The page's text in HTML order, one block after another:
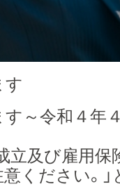
す
～令和４年
立及び雇用
ださい。」